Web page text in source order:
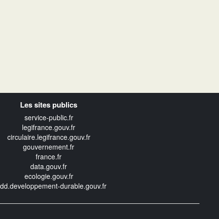
Les sites publics
service-public.fr
legifrance.gouv.fr
circulaire.legifrance.gouv.fr
gouvernement.fr
france.fr
data.gouv.fr
ecologie.gouv.fr
durable.gouv.fr